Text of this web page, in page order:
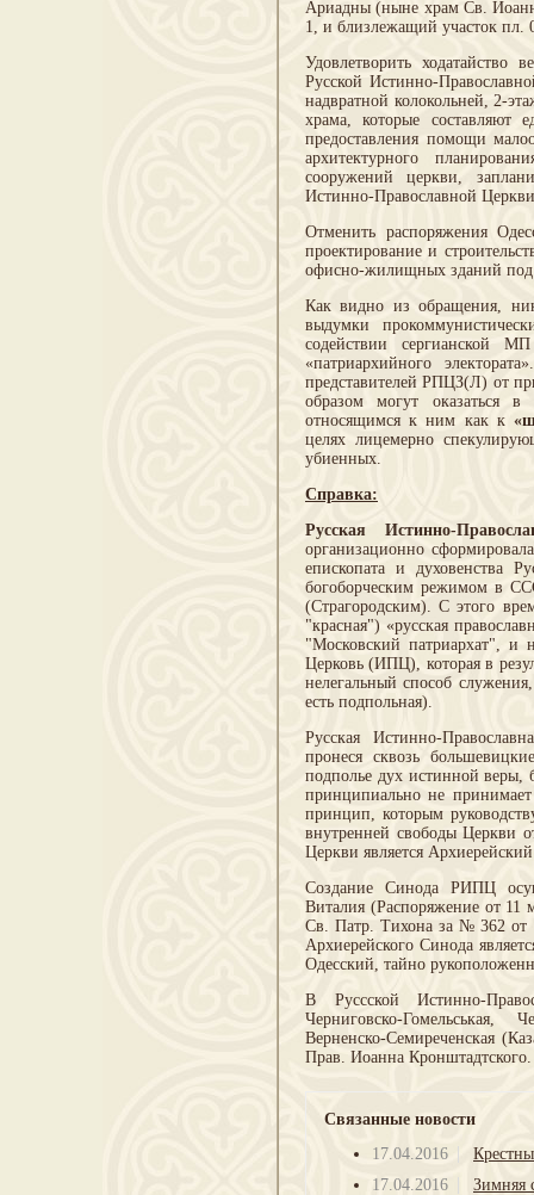
Ариадны (ныне храм Св.
1, и близлежащий участок пл.
Удовлетворить
Русской Истинно-
надвратной колокольней, 2-
храма, которые составляют
предоставления помощи
архитектурного
сооружений церкви,
Истинно-Православной
Отменить распоряжения
проектирование и
офисно-жилищных зданий под
Как видно из обращения,
выдумки
содействии сергианской
«патриархийного
представителей РПЦЗ(Л) от
образом могут оказаться в
относящимся к ним как к
целях лицемерно
убиенных.
Справка:
Русская Истинно-
организационно
епископата и духовенства
богоборческим режимом в
(Страгородским). С этого
"красная") «русская
"Московский патриархат", и
Церковь (ИПЦ), которая в
нелегальный способ
есть подпольная).
Русская Истинно-
пронеся сквозь
подполье дух истинной веры,
принципиально не
принцип, которым
внутренней свободы Церкви
Церкви является
Создание Синода РИПЦ
Виталия (Распоряжение от 11
Св. Патр. Тихона за № 362 от
Архиерейского Синода
Одесский, тайно
В Руссской Истинно-
Черниговско-Гомельськая,
Верненско-Семиреченская
Прав. Иоанна Кронштадтского.
Связанные новости
17.04.2016
17.04.2016
Зимняя